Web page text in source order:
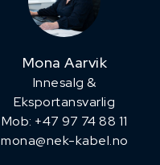
Mona Aarvik
Innesalg &
Eksportansvarlig
Mob: +47 97 74 88 11
mona@nek-kabel.no